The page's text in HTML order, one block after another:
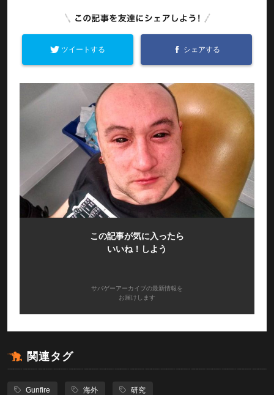
ツイートする シェアする
この記事が気に入ったら
いいね！しよう
サバゲーアーカイブの最新情報を
お届けします
関連タグ
Gunfire 海外 研究